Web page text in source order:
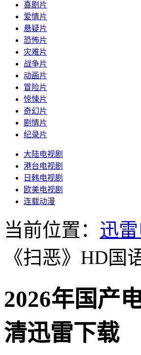
喜剧片
爱情片
悬疑片
恐怖片
灾难片
战争片
动画片
冒险片
惊悚片
奇幻片
剧情片
纪录片
大陆电视剧
港台电视剧
日韩电视剧
欧美电视剧
连载动漫
当前位置： 迅
《扫恶》HD国
2026年国产
清迅雷下载